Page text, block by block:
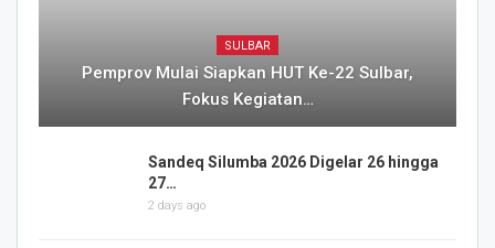
SULBAR
Pemprov Mulai Siapkan HUT Ke-22 Sulbar,
Fokus Kegiatan…
Sandeq Silumba 2026 Digelar 26 hingga
27…
2 days ago